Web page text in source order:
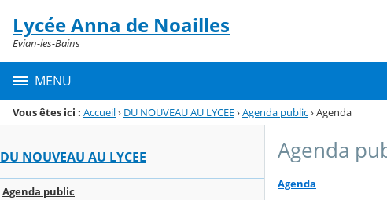
Menu de la rubrique
Contenu
Lycée Anna de Noailles
Evian-les-Bains
MENU
Vous êtes ici : Accueil› DU NOUVEAU AU LYCEE›Agenda public›Agenda
DU NOUVEAU AU LYCEE
Agenda public
Agenda
Agenda